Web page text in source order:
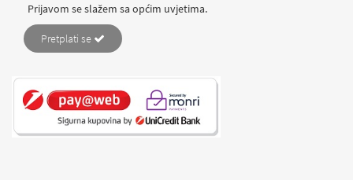
Prijavom se slažem sa općim uvjetima.
Pretplati se